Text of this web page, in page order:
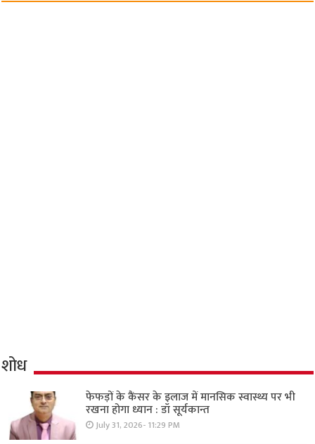
शोध
फेफड़ों के कैंसर के इलाज में मानसिक स्वास्थ्य पर भी
रखना होगा ध्यान : डॉ सूर्यकान्त
July 31, 2026- 11:29 PM